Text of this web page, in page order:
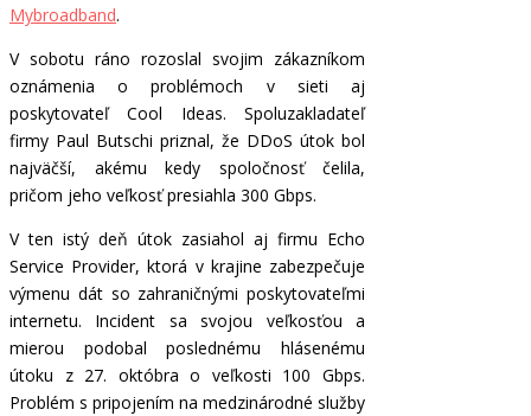
Mybroadband.
V sobotu ráno rozoslal svojim zákazníkom
oznámenia o problémoch v sieti aj
poskytovateľ Cool Ideas. Spoluzakladateľ
firmy Paul Butschi priznal, že DDoS útok bol
najväčší, akému kedy spoločnosť čelila,
pričom jeho veľkosť presiahla 300 Gbps.
V ten istý deň útok zasiahol aj firmu Echo
Service Provider, ktorá v krajine zabezpečuje
výmenu dát so zahraničnými poskytovateľmi
internetu. Incident sa svojou veľkosťou a
mierou podobal poslednému hlásenému
útoku z 27. októbra o veľkosti 100 Gbps.
Problém s pripojením na medzinárodné služby